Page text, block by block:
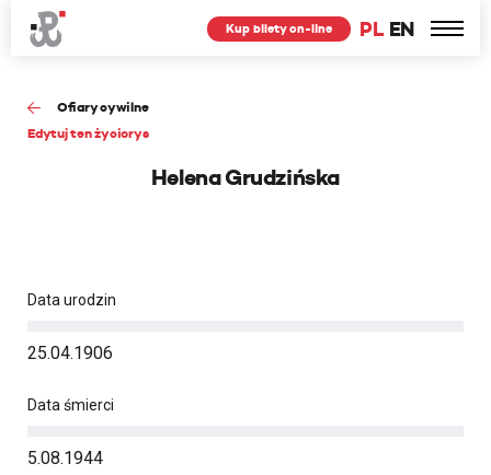
PL EN
Kup bilety on-line
Ofiary cywilne
Edytuj ten życiorys
Helena Grudzińska
Data urodzin
25.04.1906
Data śmierci
5.08.1944